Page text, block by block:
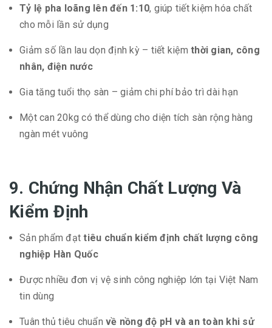
Tỷ lệ pha loãng lên đến 1:10, giúp tiết kiệm hóa chất
cho mỗi lần sử dụng
Giảm số lần lau dọn định kỳ – tiết kiệm thời gian, công
nhân, điện nước
Gia tăng tuổi thọ sàn – giảm chi phí bảo trì dài hạn
Một can 20kg có thể dùng cho diện tích sàn rộng hàng
ngàn mét vuông
9. Chứng Nhận Chất Lượng Và
Kiểm Định
Sản phẩm đạttiêu chuẩn kiểm định chất lượng công
nghiệp Hàn Quốc
Được nhiều đơn vị vệ sinh công nghiệp lớn tại Việt Nam
tin dùng
Tuân thủ tiêu chuẩn về nồng độ pH và an toàn khi sử